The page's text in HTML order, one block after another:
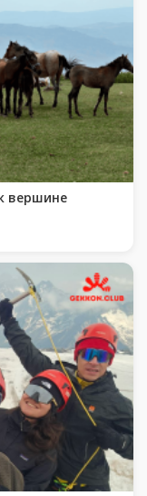
вершине